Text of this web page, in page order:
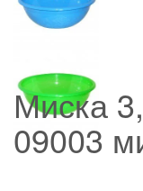
Миска
09003